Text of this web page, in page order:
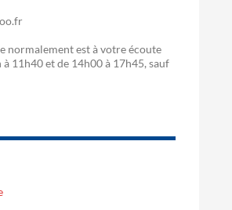
normalement est à votre écoute
11h40 et de 14h00 à 17h45, sauf